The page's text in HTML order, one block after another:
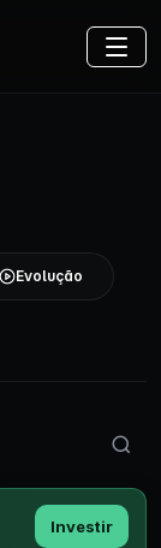
Evolução
Investir